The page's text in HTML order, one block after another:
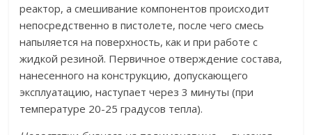
реактор, а смешивание компонентов происходит
непосредственно в пистолете, после чего смесь
напыляется на поверхность, как и при работе с
жидкой резиной. Первичное отверждение состава,
нанесенного на конструкцию, допускающего
эксплуатацию, наступает через 3 минуты (при
температуре 20-25 градусов тепла).